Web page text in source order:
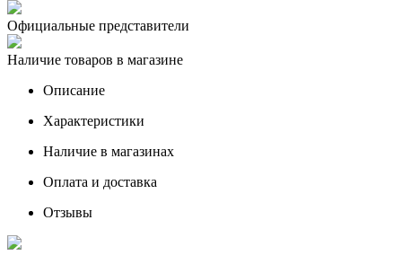
Официальные представители
Наличие товаров в магазине
Описание
Характеристики
Наличие в магазинах
Оплата и доставка
Отзывы